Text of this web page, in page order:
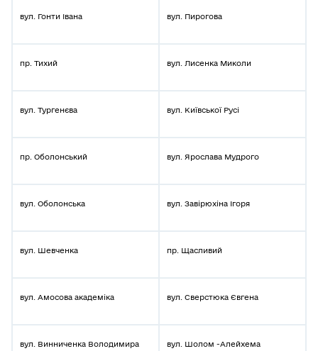
вул. Гонти Івана вул. Пирогова
пр. Тихий вул. Лисенка Миколи
вул. Тургенєва вул. Київської Русі
пр. Оболонський вул. Ярослава Мудрого
вул. Оболонська вул. Завірюхіна Ігоря
вул. Шевченка пр. Щасливий
вул. Амосова академіка вул. Сверстюка Євгена
вул. Винниченка Володимира вул. Шолом -Алейхема